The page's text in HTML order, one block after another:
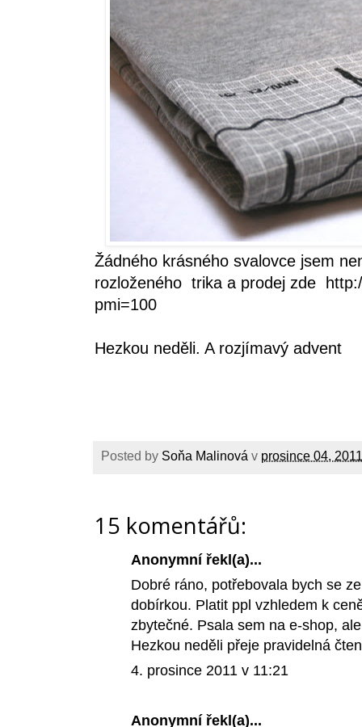
Žádného krásného svalovce jsem
rozloženého trika a prodej zde
pmi=100
Hezkou neděli. A rozjímavý advent
Posted by Soňa Malinová v prosince 04, 2011
15 komentářů:
Anonymní řekl(a)...
Dobré ráno, potřebovala bych se
dobírkou. Platit ppl vzhledem k
zbytečné. Psala sem na e-shop,
Hezkou neděli přeje pravidelná
4. prosince 2011 v 11:21
Anonymní řekl(a)...